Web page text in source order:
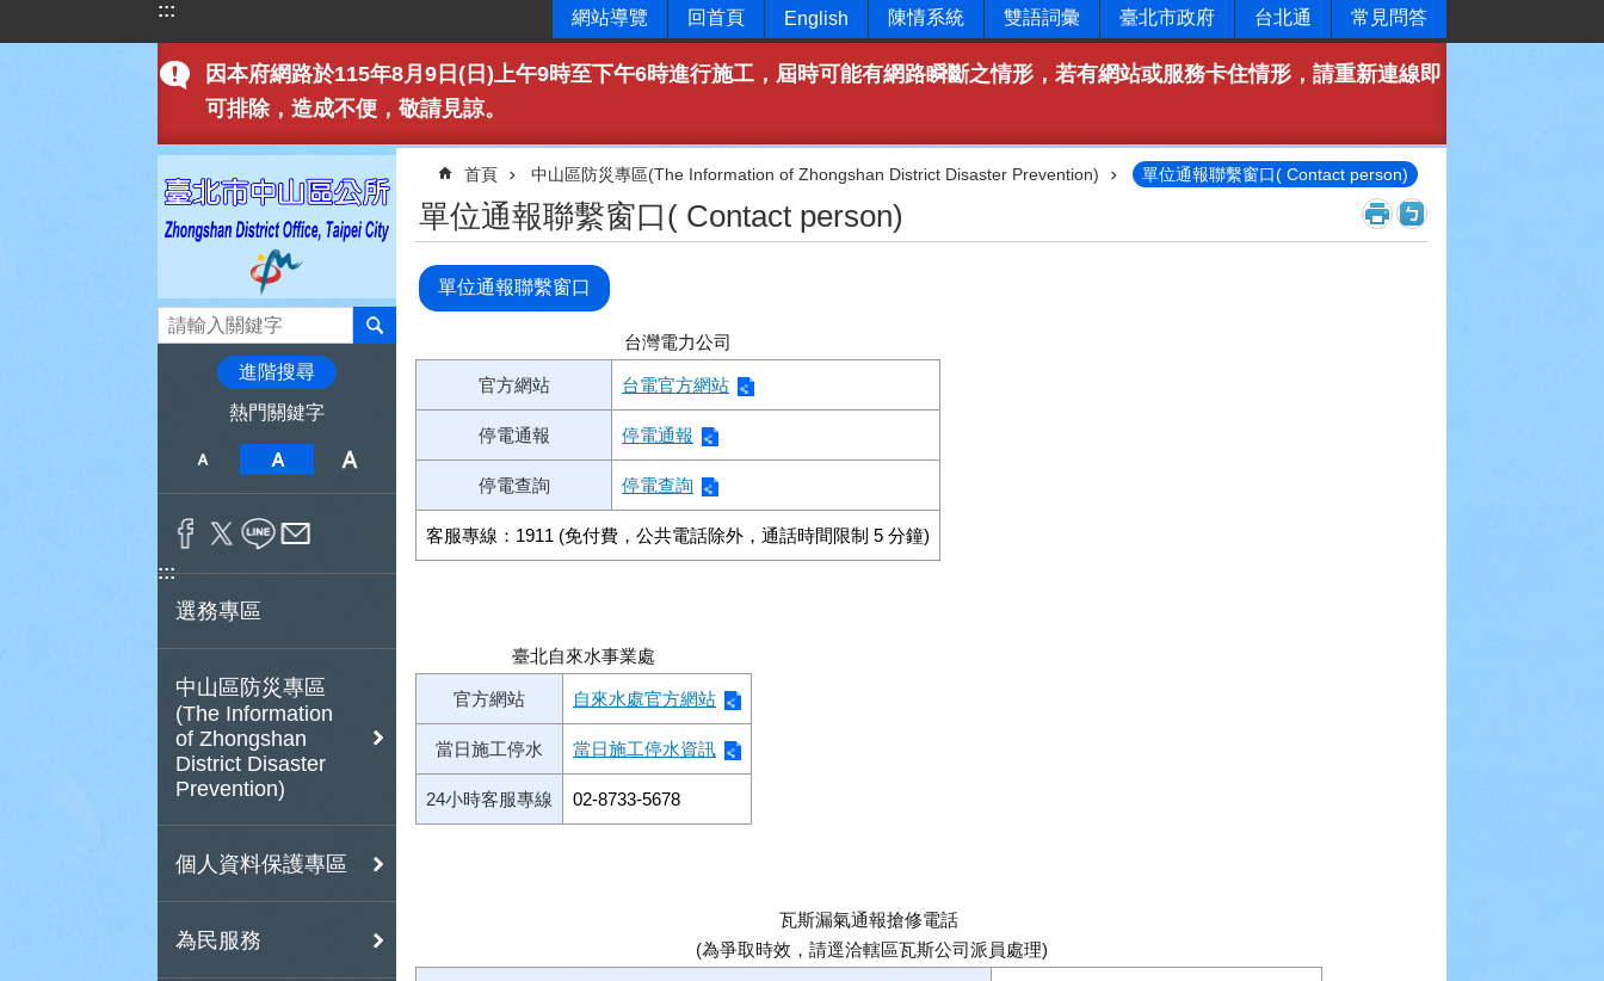
跳到主要內容區塊
因本府網路於115年8月9日(日)上午9時至下午6時進行施工，屆時可能有網路瞬斷之情形，若有網站或服務卡住情形，請重新連線即
可排除，造成不便，敬請見諒。
::: 網站導覽 回首頁 English 陳情系統 雙語詞彙 臺北市政府 台北通 常見問答
進階搜尋
熱門關鍵字
:::
選務專區
中山區防災專區
(The Information
of Zhongshan
District Disaster
Prevention)
個人資料保護專區
為民服務
首頁 中山區防災專區(The Information of Zhongshan District Disaster Prevention) 單位通報聯繫窗口( Contact person)
單位通報聯繫窗口( Contact person)
單位通報聯繫窗口
台灣電力公司
官方網站 台電官方網站
停電通報 停電通報
停電查詢 停電查詢
客服專線：1911 (免付費，公共電話除外，通話時間限制 5 分鐘)
臺北自來水事業處
官方網站 自來水處官方網站
當日施工停水 當日施工停水資訊
24小時客服專線 02-8733-5678
瓦斯漏氣通報搶修電話
(為爭取時效，請逕洽轄區瓦斯公司派員處理)